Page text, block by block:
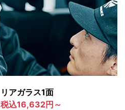
リアガラス1面
税込16,632円～